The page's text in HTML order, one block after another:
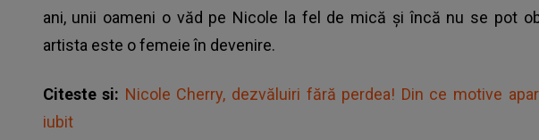
ani, unii oameni o văd pe Nicole la fel de mică și încă nu se pot
artista este o femeie în devenire.
Citeste si: Nicole Cherry, dezvăluiri fără perdea! Din ce motive
iubit